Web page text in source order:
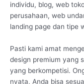
individu, blog, web
perusahaan, web
landing page dan tipe
Pasti kami amat
design premium yang
yang berkompetisi.
nyata, Anda bisa